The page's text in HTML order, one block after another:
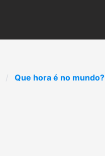
Que hora é no mundo?